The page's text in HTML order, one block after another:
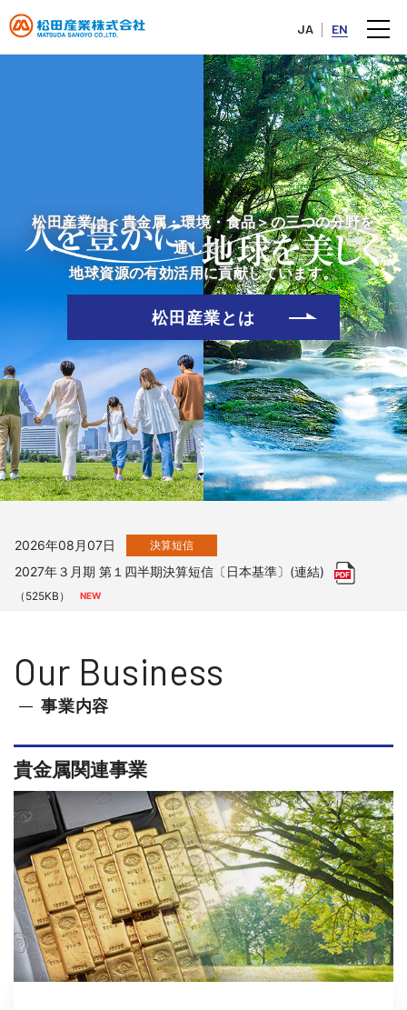
松田産業は＜貴金属・環境・食品＞の三つの分野を
通して、
地球資源の有効活用に貢献しています。
松田産業とは
PR
「FTSE JPX Blossom Japan Sector Relative Index」構成銘柄に
継続選定
（475KB）
2026年08月07日 適時開示
2027年３月期 第１四半期 決算説明資料 （615KB）
2026年08月07日 決算短信
2027年３月期 第１四半期決算短信〔日本基準〕(連結)
（525KB）
業績予想及び配当予想の修正に関するお知らせ
2026年07月30日
「第28回 ジャパンインターナショナル シーフードショー」に出
展致します。
（10,471KB）
2026年07月27日 PR
「FTSE JPX Blossom Japan Sector Relative Index」構成銘柄に
継続選定
（475KB）
2026年08月07日 適時開示
Our Business
事業内容
貴金属関連事業
JA EN